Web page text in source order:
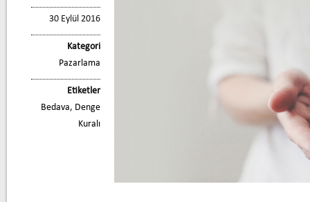
30 Eylül 2016
Kategori
Pazarlama
Etiketler
Bedava, Denge
Kuralı